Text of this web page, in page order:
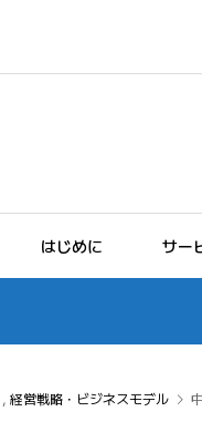
はじめに サー
, 経営戦略・ビジネスモデル